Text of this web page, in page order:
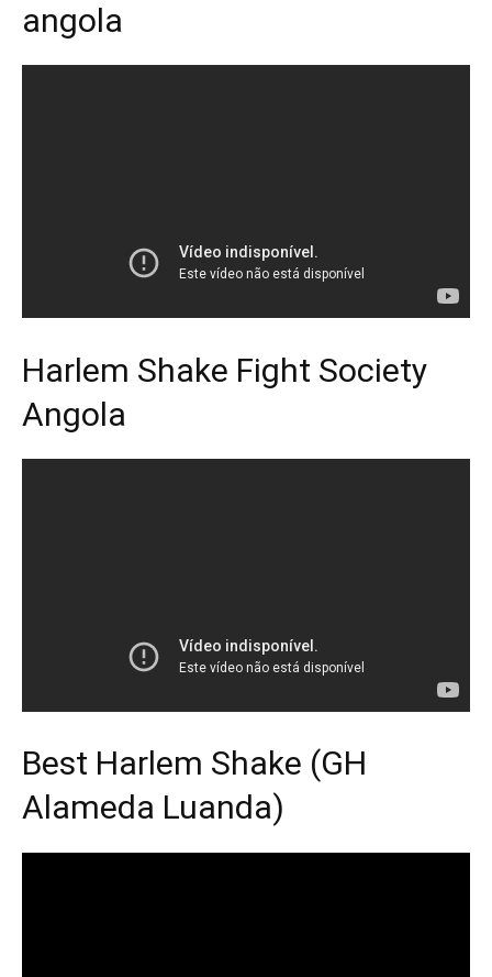
angola
Harlem Shake Fight Society
Angola
Best Harlem Shake (GH
Alameda Luanda)